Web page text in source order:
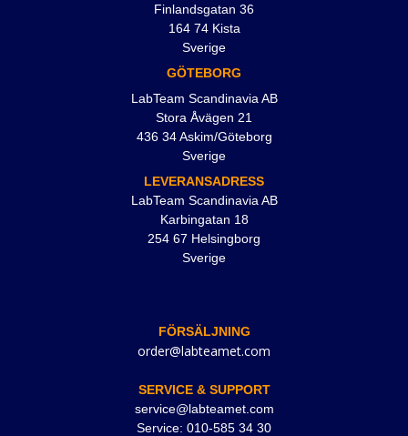
Finlandsgatan 36
164 74 Kista
Sverige
GÖTEBORG
LabTeam Scandinavia AB
Stora Åvägen 21
436 34 Askim/Göteborg
Sverige
LEVERANSADRESS
LabTeam Scandinavia AB
Karbingatan 18
254 67 Helsingborg
Sverige
FÖRSÄLJNING
order@labteamet.com
SERVICE & SUPPORT
service@labteamet.com
Service: 010-585 34 30